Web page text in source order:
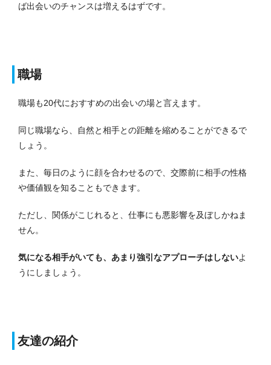
ば出会いのチャンスは増えるはずです。
職場
職場も20代におすすめの出会いの場と言えます。
同じ職場なら、自然と相手との距離を縮めることができるで
しょう。
また、毎日のように顔を合わせるので、交際前に相手の性格
や価値観を知ることもできます。
ただし、関係がこじれると、仕事にも悪影響を及ぼしかねま
せん。
気になる相手がいても、あまり強引なアプローチはしないよ
うにしましょう。
友達の紹介